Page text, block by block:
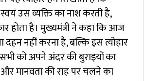
उस व्यक्ति का नाश करती है,
होता है। मुख्यमंत्री ने कहा कि आज
दहन नहीं करना है, बल्कि इस त्योहार
को अपने अंदर की बुराइयों का
और मानवता की राह पर चलने का